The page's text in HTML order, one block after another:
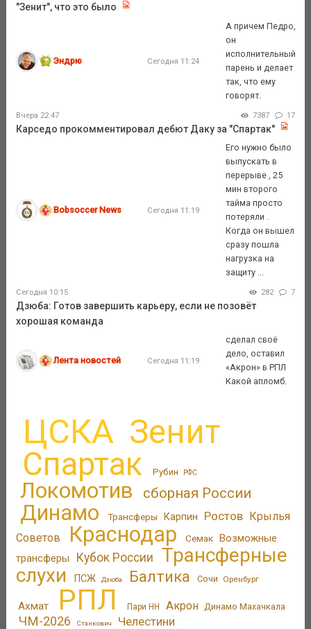
"Зенит", что это было
Эндрю Сегодня 11:24
А причем Педро,
он
исполнительный
парень и делает
так, что ему
говорят.
Вчера 22:47 7387 17
Карседо прокомментировал дебют Даку за "Спартак"
Bobsoccer News Сегодня 11:19
Его нужно было
выпускать в
перерыве , 25
мин второго
тайма просто
потеряли .
Когда он вышел
сразу пошла
нагрузка на
защиту ...
Сегодня 10:15 282 7
Дзюба: Готов завершить карьеру, если не позовёт
хорошая команда
Лента новостей Сегодня 11:19
сделал своё
дело, оставил
«Акрон» в РПЛ
Какой апломб.
ЦСКА Зенит
Спартак Рубин РФС
Локомотив сборная России
Динамо Трансферы Карпин Ростов Крылья
Советов
Краснодар Семак Возможные
трансферы
Кубок России
Трансферные
слухи
ПСЖ Дзюба Балтика Сочи Оренбург
Ахмат РПЛ Пари НН Акрон Динамо Махачкала
ЧМ-2026 Станкович Челестини